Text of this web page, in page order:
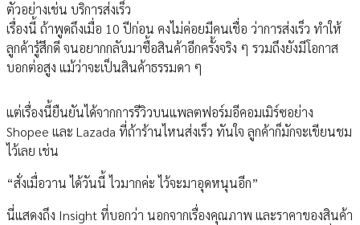
ตัวอย่างเช่น บริการส่งเร็ว
เรื่องนี้ ถ้าพูดถึงเมื่อ 10 ปีก่อน คงไม่ค่อยมีคนเชื่อ ว่าการส่งเร็ว ทำให้
ลูกค้ารู้สึกดี จนอยากกลับมาซื้อสินค้าอีกครั้งจริง ๆ รวมถึงยังมีโอกาส
บอกต่อสูง แม้ว่าจะเป็นสินค้าธรรมดา ๆ
แต่เรื่องนี้ยืนยันได้จากการรีวิวบนแพลตฟอร์มอีคอมเมิร์ซอย่าง
Shopee และ Lazada ที่ถ้าร้านไหนส่งเร็ว ทันใจ ลูกค้าก็มักจะเขียนชม
ไว้เลย เช่น
“สั่งเมื่อวาน ได้วันนี้ ไวมากค่ะ ไว้จะมาอุดหนุนอีก”
นี่แสดงถึง Insight ที่บอกว่า นอกจากเรื่องคุณภาพ และราคาของสินค้า